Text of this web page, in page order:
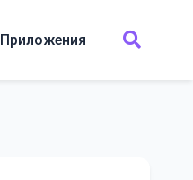
Приложения